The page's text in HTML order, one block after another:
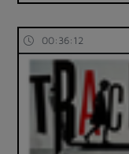
00:36:12